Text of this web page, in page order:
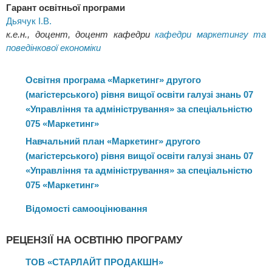
маркетингового управління сучасними ринковими суб’єктами,
а також до розробки їх маркетингових стратегій і програм з
урахуванням комплексного впливу чинників ринкового
середовища і міжфункціонального характеру їх реалізації.
процесу фахівців-практиків із різних сфер бізнесу, а також
представників професійних асоціацій.
Перевагами випускників ОПП «Маркетинг» є здатність
професійній діяльності або у процесі навчання, що
передбачає проведення досліджень та/або здійснення
інновацій та характеризується невизначеністю умов і вимог.
Випускники освітньо-професійної програми можуть
організаціях ycix видів економічної діяльності та форм
третьому (освітньо-науковому) рівні вищої освіти.
СЕРТИФІКАТИ ЗДОБУВАЧІВ
Гарант освітньої програми
Дьячук І.В.
к.е.н., доцент, доцент кафедри кафедри маркетингу та
поведінкової економіки
Освітня програма «Маркетинг» другого
(магістерського) рівня вищої освіти галузі знань 07
«Управління та адміністрування» за спеціальністю
075 «Маркетинг»
Навчальний план «Маркетинг» другого
(магістерського) рівня вищої освіти галузі знань 07
«Управління та адміністрування» за спеціальністю
075 «Маркетинг»
Відомості самооцінювання
РЕЦЕНЗІЇ НА ОСВТІНЮ ПРОГРАМУ
ТОВ «СТАРЛАЙТ ПРОДАКШН»